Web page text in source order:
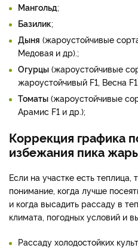
Мангольд;
Базилик;
Дыня (жароустойчивые
Медовая и др).;
Огурцы (жароустойчивые
жароустойчивый F1, Весна
Томаты (жароустойчивые
Арамис F1 и др.);
Коррекция графика
избежания пика
Если на участке есть
понимание, когда лучше
и когда высадить рассаду в
климата, погодных условий и
Рассаду холодостойких